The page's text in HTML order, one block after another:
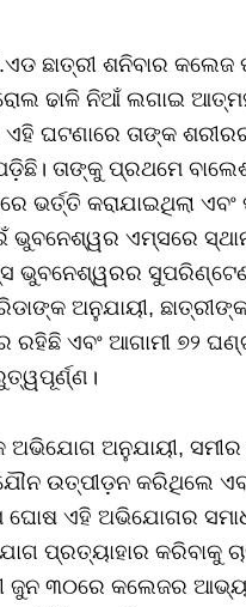
ଛାତ୍ରୀ ଶନିବାର
ଢାଳି ନିଆଁ ଲଗାଇ
ଘଟଣାରେ ତାଙ୍କ
ତାଙ୍କୁ ପ୍ରଥମେ
ଭର୍ତ୍ତି କରାଯାଇଥିଲା ଏବଂ
ଭୁବନେଶ୍ୱର ଏମ୍ସରେ
ଭୁବନେଶ୍ୱରର
ଅନୁଯାୟୀ,
ଏବଂ ଆଗାମୀ ୭୨
ଅଭିଯୋଗ ଅନୁଯାୟୀ, ସମୀର
ଉତ୍ପୀଡ଼ନ କରିଥିଲେ
ଘୋଷ ଏହି ଅଭିଯୋଗର
ପ୍ରତ୍ୟାହାର କରିବାକୁ
ଜୁନ ୩୦ରେ କଲେଜର